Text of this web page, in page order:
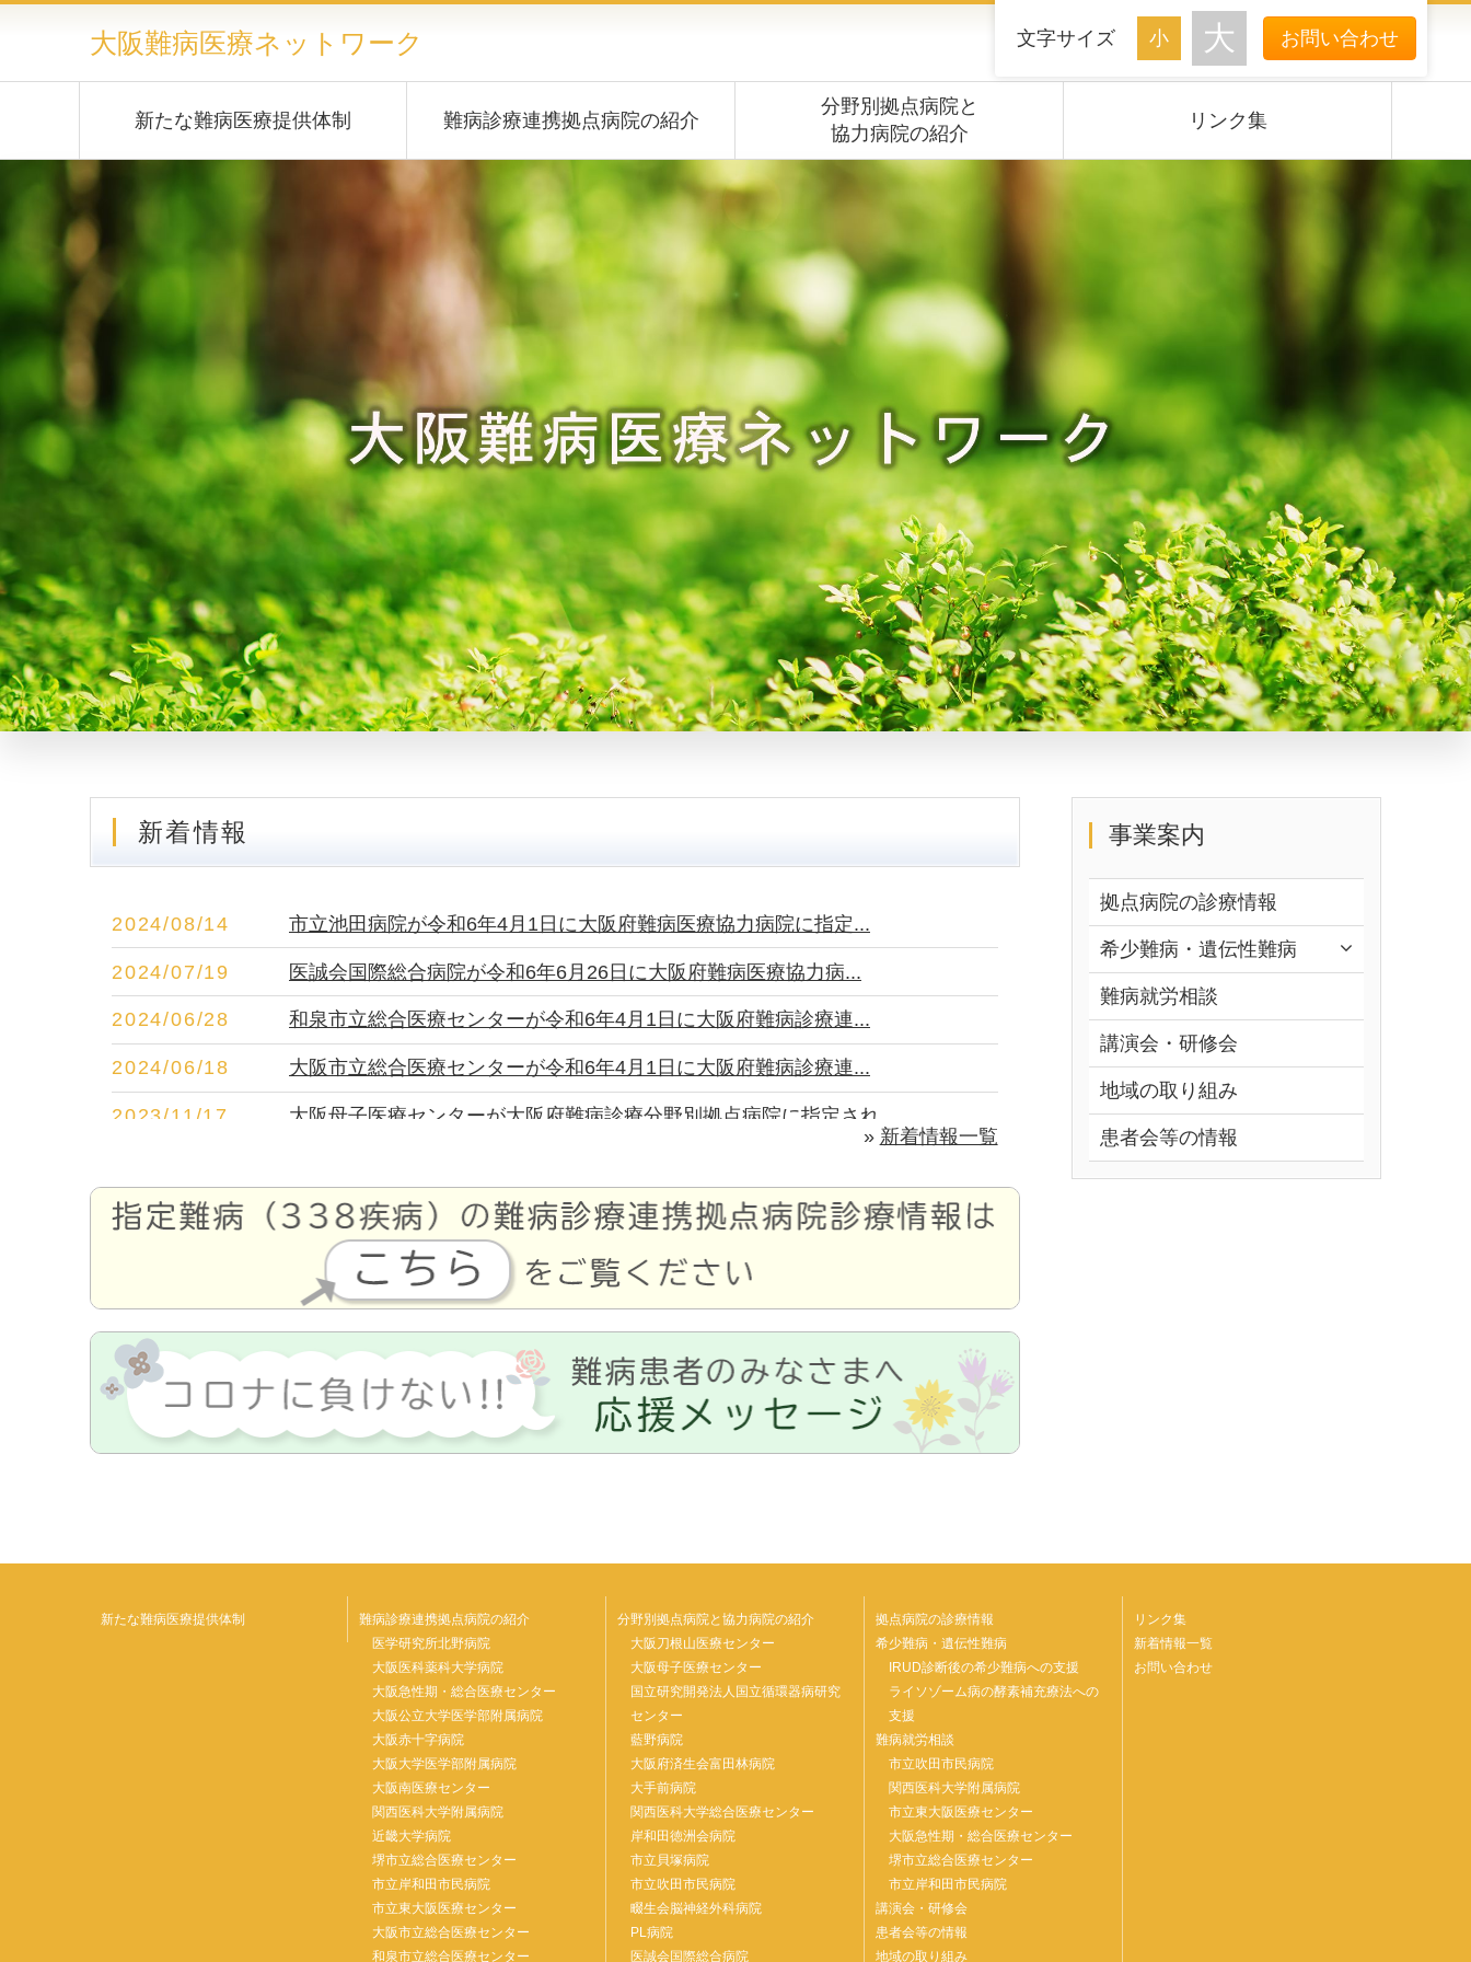
大阪難病医療ネットワーク 文字サイズ お問い合わせ
新たな難病医療提供体制 難病診療連携拠点病院の紹介
分野別拠点病院と
協力病院の紹介
リンク集
新着情報
2024/08/14 市立池田病院が令和6年4月1日に大阪府難病医療協力病院に指定...
2024/07/19 医誠会国際総合病院が令和6年6月26日に大阪府難病医療協力病...
2024/06/28 和泉市立総合医療センターが令和6年4月1日に大阪府難病診療連...
2024/06/18 大阪市立総合医療センターが令和6年4月1日に大阪府難病診療連...
2023/11/17
大阪母子医療センターが大阪府難病診療分野別拠点病院に指定され...
» 新着情報一覧
事業案内
拠点病院の診療情報
希少難病・遺伝性難病
難病就労相談
講演会・研修会
地域の取り組み
患者会等の情報
新たな難病医療提供体制
難病診療連携拠点病院の紹介
医学研究所北野病院
大阪医科薬科大学病院
大阪急性期・総合医療センター
大阪公立大学医学部附属病院
大阪赤十字病院
大阪大学医学部附属病院
大阪南医療センター
関西医科大学附属病院
近畿大学病院
堺市立総合医療センター
市立岸和田市民病院
市立東大阪医療センター
大阪市立総合医療センター
和泉市立総合医療センター
分野別拠点病院と協力病院の紹介
大阪刀根山医療センター
大阪母子医療センター
国立研究開発法人国立循環器病研究
センター
藍野病院
大阪府済生会富田林病院
大手前病院
関西医科大学総合医療センター
岸和田徳洲会病院
市立貝塚病院
市立吹田市民病院
畷生会脳神経外科病院
PL病院
医誠会国際総合病院
拠点病院の診療情報
希少難病・遺伝性難病
IRUD診断後の希少難病への支援
ライソゾーム病の酵素補充療法への
支援
難病就労相談
市立吹田市民病院
関西医科大学附属病院
市立東大阪医療センター
大阪急性期・総合医療センター
堺市立総合医療センター
市立岸和田市民病院
講演会・研修会
患者会等の情報
地域の取り組み
リンク集
新着情報一覧
お問い合わせ